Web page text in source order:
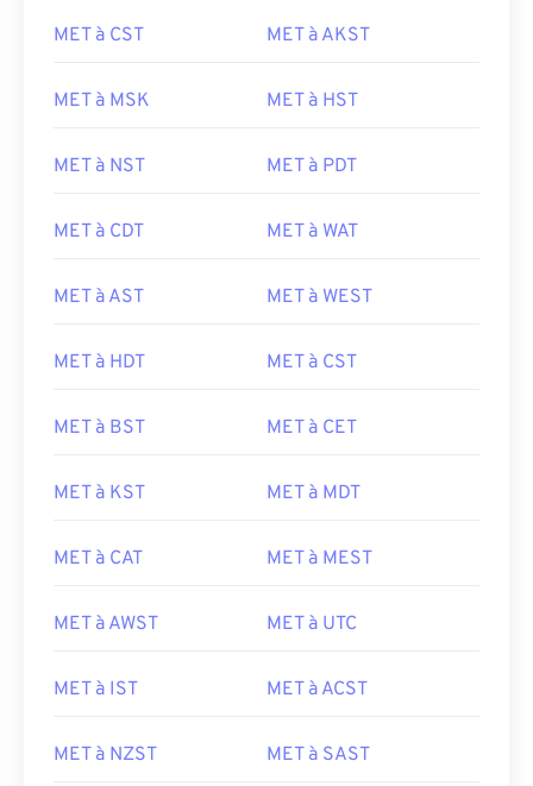
MET à CST MET à AKST
MET à MSK MET à HST
MET à NST MET à PDT
MET à CDT MET à WAT
MET à AST MET à WEST
MET à HDT MET à CST
MET à BST MET à CET
MET à KST MET à MDT
MET à CAT MET à MEST
MET à AWST MET à UTC
MET à IST MET à ACST
MET à NZST MET à SAST